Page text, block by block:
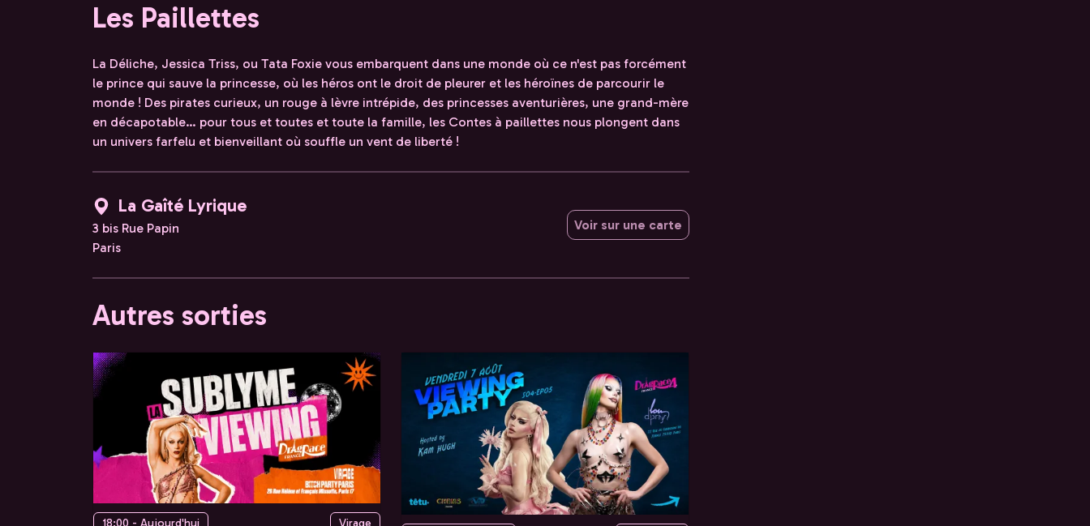
Les Paillettes
La Déliche, Jessica Triss, ou Tata Foxie vous embarquent dans une monde où ce n'est pas forcément
le prince qui sauve la princesse, où les héros ont le droit de pleurer et les héroïnes de parcourir le
monde ! Des pirates curieux, un rouge à lèvre intrépide, des princesses aventurières, une grand-mère
en décapotable… pour tous et toutes et toute la famille, les Contes à paillettes nous plongent dans
un univers farfelu et bienveillant où souffle un vent de liberté !
La Gaîté Lyrique
3 bis Rue Papin
Paris
Voir sur une carte
Autres sorties
18:00 - Aujourd'hui Virage